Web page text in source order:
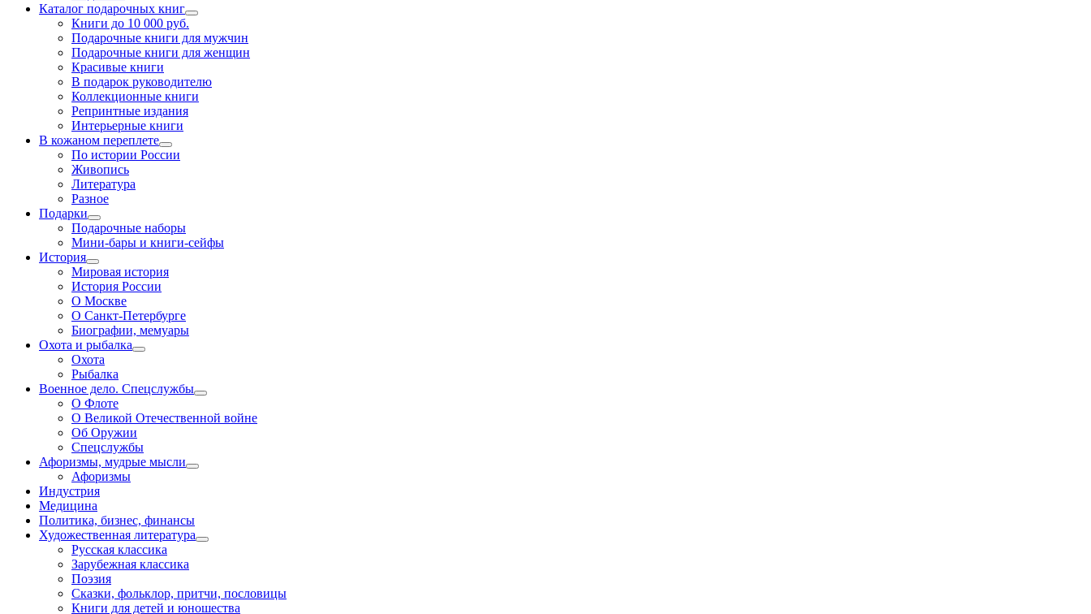
Каталог подарочных книг
Книги до 10 000 руб.
Подарочные книги для мужчин
Подарочные книги для женщин
Красивые книги
В подарок руководителю
Коллекционные книги
Репринтные издания
Интерьерные книги
В кожаном переплете
По истории России
Живопись
Литература
Разное
Подарки
Подарочные наборы
Мини-бары и книги-сейфы
История
Мировая история
История России
О Москве
О Санкт-Петербурге
Биографии, мемуары
Охота и рыбалка
Охота
Рыбалка
Военное дело. Спецслужбы
О Флоте
О Великой Отечественной войне
Об Оружии
Спецслужбы
Афоризмы, мудрые мысли
Афоризмы
Индустрия
Медицина
Политика, бизнес, финансы
Художественная литература
Русская классика
Зарубежная классика
Поэзия
Сказки, фольклор, притчи, пословицы
Книги для детей и юношества